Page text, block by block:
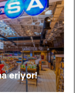
eriyor!